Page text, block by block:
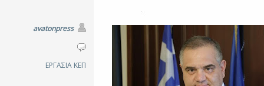
avatonpress
ΕΡΓΑΣΙΑ ΚΕΠ